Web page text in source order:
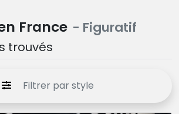
France - Figuratif
trouvés
Filtrer par style